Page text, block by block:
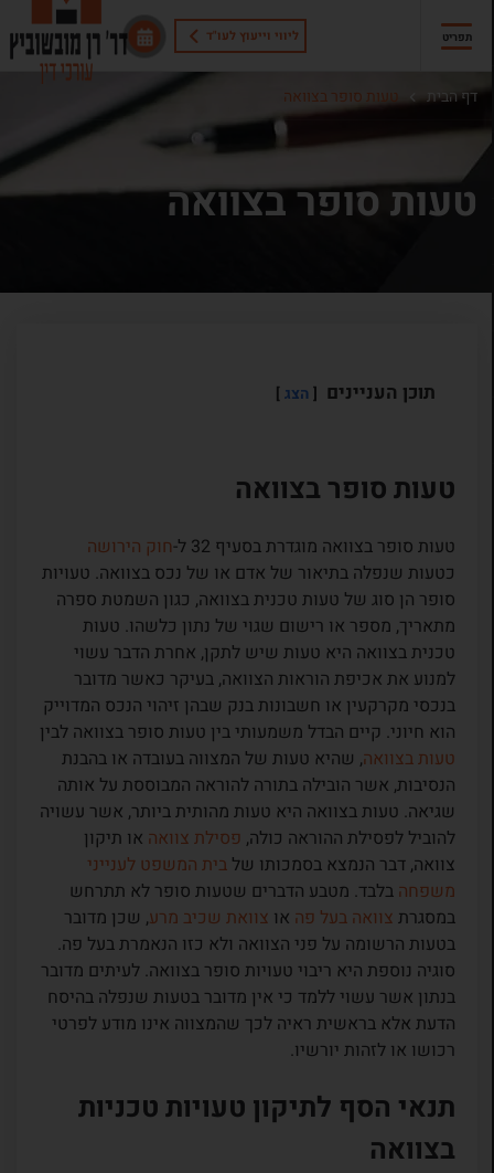
ליווי וייעוץ לעו"ד תפריט
דף הבית טעות סופר בצוואה
טעות סופר בצוואה
תוכן העניינים הצג
טעות סופר בצוואה
טעות סופר בצוואה מוגדרת בסעיף 32 ל-
חוק הירושה
כטעות שנפלה בתיאור של אדם או של נכס בצוואה. טעויות
סופר הן סוג של טעות טכנית בצוואה, כגון השמטת ספרה
מתאריך, מספר או רישום שגוי של נתון כלשהו. טעות
טכנית בצוואה היא טעות שיש לתקן, אחרת הדבר עשוי
למנוע את אכיפת הוראות הצוואה, בעיקר כאשר מדובר
בנכסי מקרקעין או חשבונות בנק שבהן זיהוי הנכס המדוייק
הוא חיוני. קיים הבדל משמעותי בין טעות סופר בצוואה לבין
טעות בצוואה, שהיא טעות של המצווה בעובדה או בהבנת
הנסיבות, אשר הובילה בתורה להוראה המבוססת על אותה
שגיאה. טעות בצוואה היא טעות מהותית ביותר, אשר עשויה
להוביל לפסילת ההוראה כולה, פסילת צוואהאו תיקון
צוואה, דבר הנמצא בסמכותו של בית המשפט לענייני
משפחהבלבד. מטבע הדברים שטעות סופר לא תתרחש
במסגרת צוואה בעל פהאו צוואת שכיב מרע, שכן מדובר
בטעות הרשומה על פני הצוואה ולא כזו הנאמרת בעל פה.
סוגיה נוספת היא ריבוי טעויות סופר בצוואה. לעיתים מדובר
בנתון אשר עשוי ללמד כי אין מדובר בטעות שנפלה בהיסח
הדעת אלא בראשית ראיה לכך שהמצווה אינו מודע לפרטי
רכושו או לזהות יורשיו.
תנאי הסף לתיקון טעויות טכניות
בצוואה